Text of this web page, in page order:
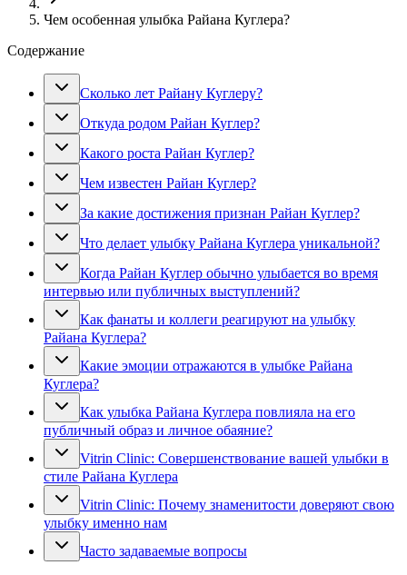
Чем особенная улыбка Райана Куглера?
Содержание
Сколько лет Райану Куглеру?
Откуда родом Райан Куглер?
Какого роста Райан Куглер?
Чем известен Райан Куглер?
За какие достижения признан Райан Куглер?
Что делает улыбку Райана Куглера уникальной?
Когда Райан Куглер обычно улыбается во время
интервью или публичных выступлений?
Как фанаты и коллеги реагируют на улыбку
Райана Куглера?
Какие эмоции отражаются в улыбке Райана
Куглера?
Как улыбка Райана Куглера повлияла на его
публичный образ и личное обаяние?
Vitrin Clinic: Совершенствование вашей улыбки в
стиле Райана Куглера
Vitrin Clinic: Почему знаменитости доверяют свою
улыбку именно нам
Часто задаваемые вопросы